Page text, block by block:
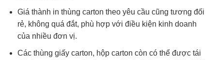
Giá thành in thùng carton theo yêu cầu cũng tương đối
rẻ, không quá đắt, phù hợp với điều kiện kinh doanh
của nhiều đơn vị.
Các thùng giấy carton, hộp carton còn có thể được tái